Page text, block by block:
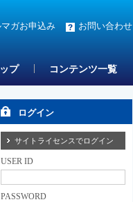
マガお申込み お問い合わせ
プ コンテンツ一覧
ログイン
サイトライセンスでログイン
USER ID
PASSWORD